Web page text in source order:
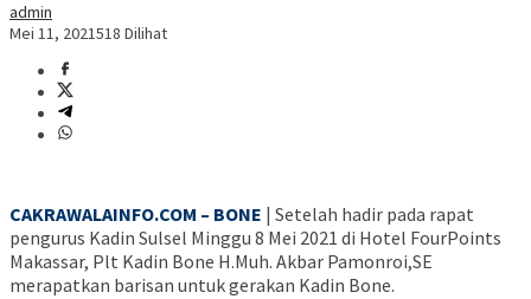
admin
Mei 11, 2021518 Dilihat
CAKRAWALAINFO.COM – BONE | Setelah hadir pada rapat
pengurus Kadin Sulsel Minggu 8 Mei 2021 di Hotel FourPoints
Makassar, Plt Kadin Bone H.Muh. Akbar Pamonroi,SE
merapatkan barisan untuk gerakan Kadin Bone.